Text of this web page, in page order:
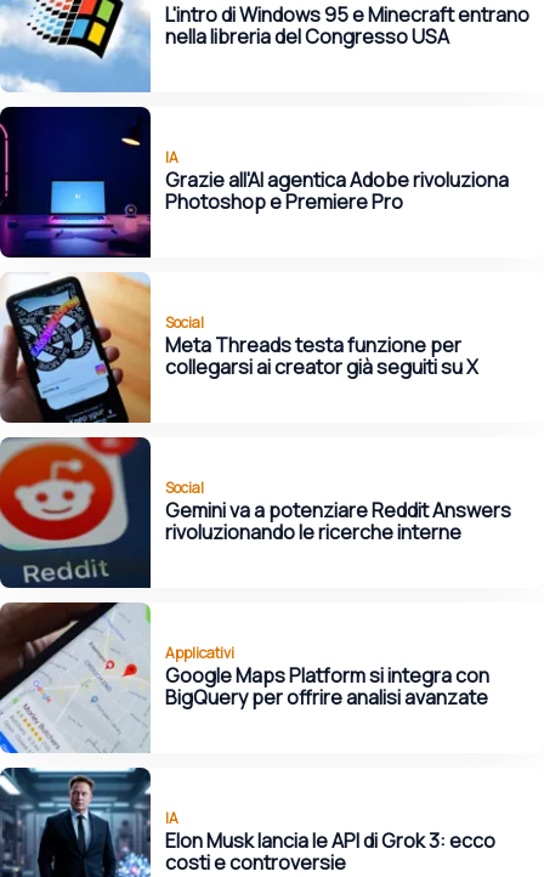
L'intro di Windows 95 e Minecraft entrano
nella libreria del Congresso USA
IA
Grazie all'AI agentica Adobe rivoluziona
Photoshop e Premiere Pro
Social
Meta Threads testa funzione per
collegarsi ai creator già seguiti su X
Social
Gemini va a potenziare Reddit Answers
rivoluzionando le ricerche interne
Applicativi
Google Maps Platform si integra con
BigQuery per offrire analisi avanzate
IA
Elon Musk lancia le API di Grok 3: ecco
costi e controversie